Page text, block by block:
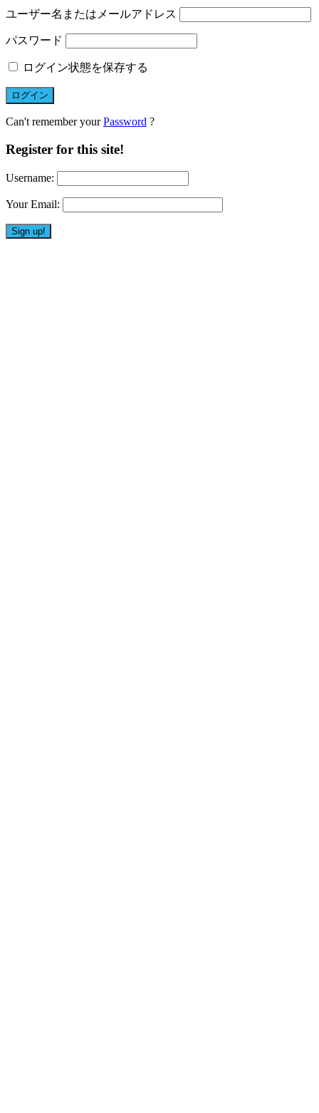
ユーザー名またはメールアドレス
パスワード
ログイン状態を保存する
Can't remember yourPassword ?
Register for this site!
Username:
Your Email: